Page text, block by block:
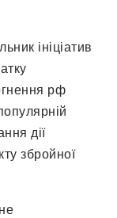
ініціатив
рф
дії
збройної